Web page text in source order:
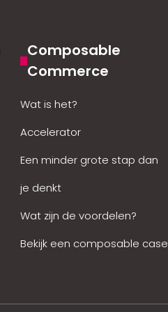
Composable
Commerce
Wat is het?
Accelerator
Een minder grote stap dan
je denkt
Wat zijn de voordelen?
Bekijk een composable case